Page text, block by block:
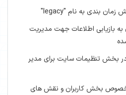
به بازیابی اطلاعات جهت مدیریت
در بخش تنظیمات سایت برای مدیر
خصوص بخش کاربران و نقش های